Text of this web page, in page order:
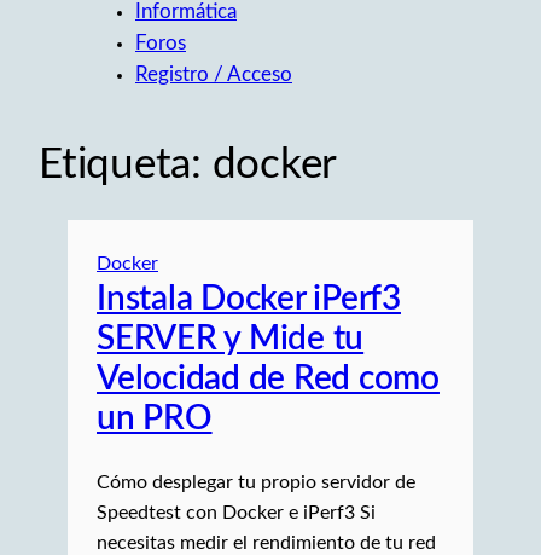
Informática
Foros
Registro / Acceso
Etiqueta: docker
Docker
Instala Docker iPerf3
SERVER y Mide tu
Velocidad de Red como
un PRO
Cómo desplegar tu propio servidor de
Speedtest con Docker e iPerf3 Si
necesitas medir el rendimiento de tu red